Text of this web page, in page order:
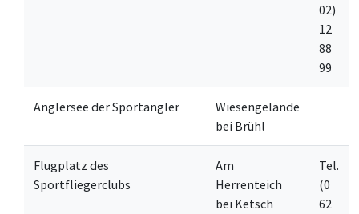
02)
12
88
99
Anglersee der Sportangler
Wiesengelände
bei Brühl
Flugplatz des
Sportfliegerclubs
Am
Herrenteich
bei Ketsch
Tel.
(0
62